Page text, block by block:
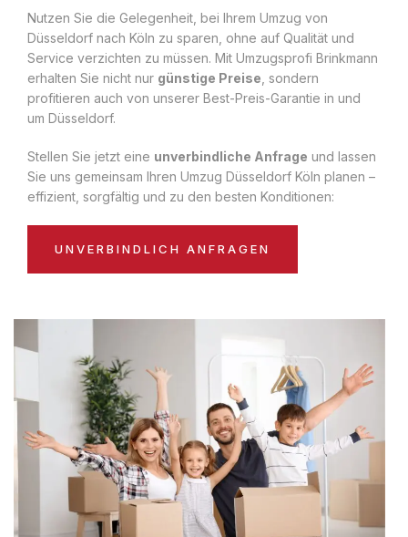
Nutzen Sie die Gelegenheit, bei Ihrem Umzug von
Düsseldorf nach Köln zu sparen, ohne auf Qualität und
Service verzichten zu müssen. Mit Umzugsprofi Brinkmann
erhalten Sie nicht nur günstige Preise , sondern
profitieren auch von unserer Best-Preis-Garantie in und
um Düsseldorf.
Stellen Sie jetzt eine unverbindliche Anfrage und lassen
Sie uns gemeinsam Ihren Umzug Düsseldorf Köln planen –
effizient, sorgfältig und zu den besten Konditionen:
UNVERBINDLICH ANFRAGEN